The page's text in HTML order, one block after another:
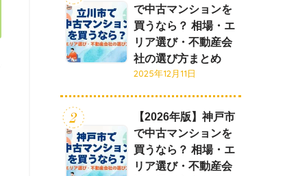
で中古マンションを
買うなら？ 相場・エ
リア選び・不動産会
社の選び方まとめ
2025年12月11日
【2026年版】神戸市
で中古マンションを
買うなら？ 相場・エ
リア選び・不動産会